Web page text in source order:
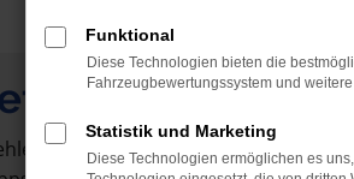
Error
aufgetreten.
Funktional
Diese Technologien bieten die
Fahrzeugbewertungssystem und
Statistik und Marketing
Diese Technologien ermöglichen es